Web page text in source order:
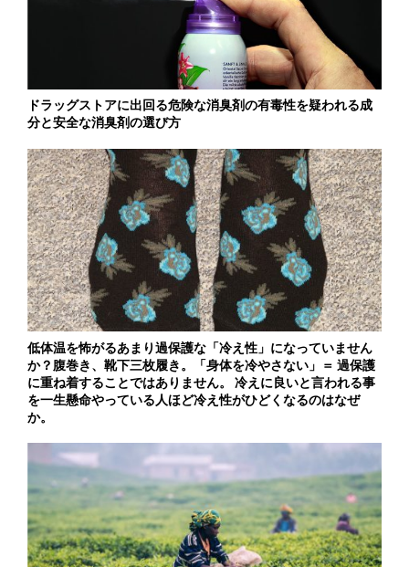
ドラッグストアに出回る危険な消臭剤の有毒性を疑われる成
分と安全な消臭剤の選び方
低体温を怖がるあまり過保護な「冷え性」になっていません
か？腹巻き、靴下三枚履き。「身体を冷やさない」＝ 過保護
に重ね着することではありません。 冷えに良いと言われる事
を一生懸命やっている人ほど冷え性がひどくなるのはなぜ
か。